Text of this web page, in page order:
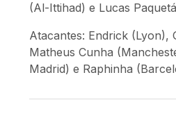
(Al-Ittihad) e Lucas
Atacantes: Endrick
Matheus Cunha
Madrid) e Raphinha